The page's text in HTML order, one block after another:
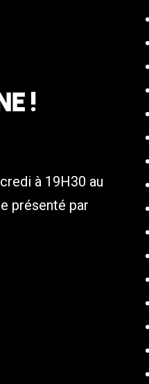
!
à 19H30 au
présenté par